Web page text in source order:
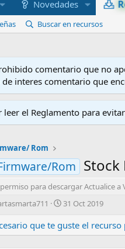
Novedades
Buscar en recursos
comentario que no
interes comentario que
el Reglamento para
Rom
Rom Stock
para descargar Actualice a
F
c
h
31 Oct 2019
que te guste el